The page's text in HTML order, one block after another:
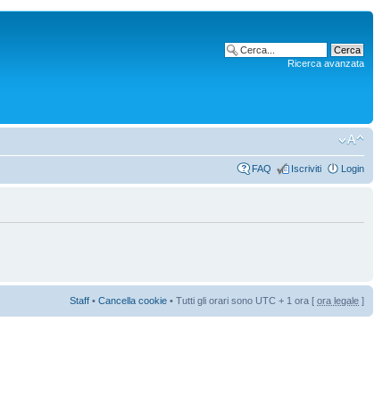
Ricerca avanzata
FAQ Iscriviti Login
Staff • Cancella cookie • Tutti gli orari sono UTC + 1 ora [ ora legale ]